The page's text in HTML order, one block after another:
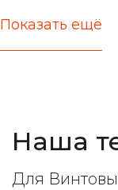
актуальные цены
все виды
расчет
Показать ещё
Наша
Для